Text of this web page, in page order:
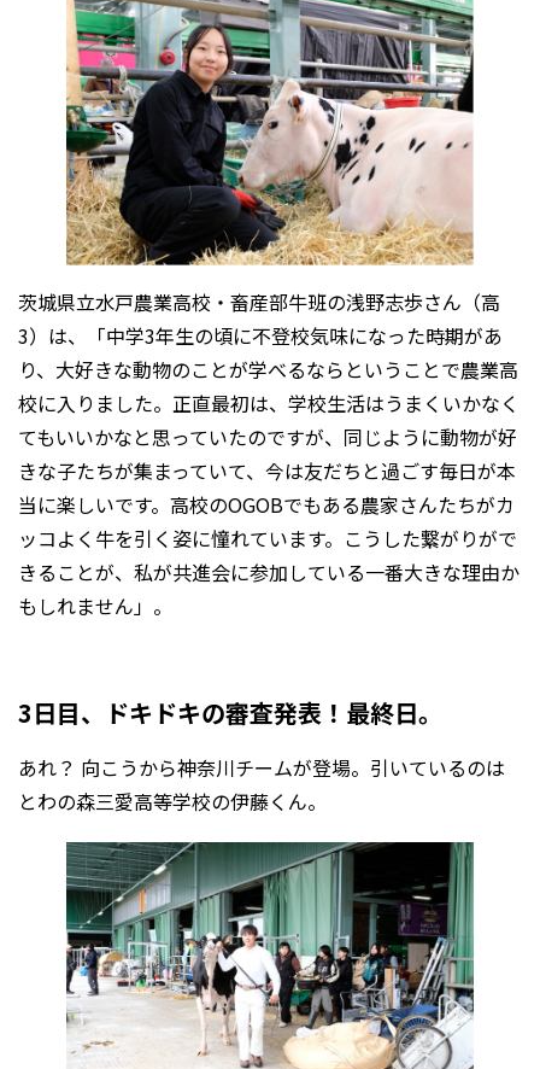
茨城県立水戸農業高校・畜産部牛班の浅野志歩さん（高
3）は、「中学3年生の頃に不登校気味になった時期があ
り、大好きな動物のことが学べるならということで農業高
校に入りました。正直最初は、学校生活はうまくいかなく
てもいいかなと思っていたのですが、同じように動物が好
きな子たちが集まっていて、今は友だちと過ごす毎日が本
当に楽しいです。高校のOGOBでもある農家さんたちがカ
ッコよく牛を引く姿に憧れています。こうした繋がりがで
きることが、私が共進会に参加している一番大きな理由か
もしれません」。
3日目、ドキドキの審査発表！最終日。
あれ？ 向こうから神奈川チームが登場。引いているのは
とわの森三愛高等学校の伊藤くん。